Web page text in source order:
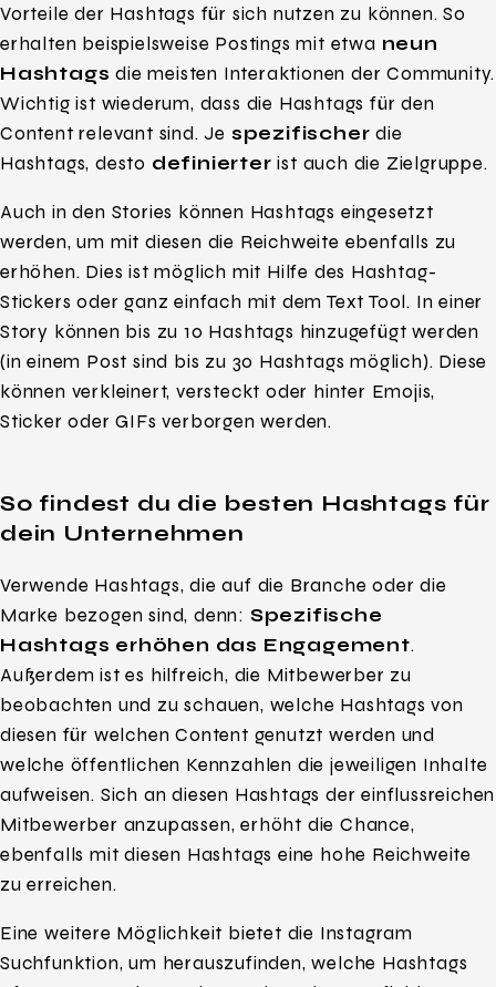
Vorteile der Hashtags für sich nutzen zu können. So
erhalten beispielsweise Postings mit etwa neun
Hashtags die meisten Interaktionen der Community.
Wichtig ist wiederum, dass die Hashtags für den
Content relevant sind. Je spezifischer die
Hashtags, desto definierter ist auch die Zielgruppe.
Auch in den Stories können Hashtags eingesetzt
werden, um mit diesen die Reichweite ebenfalls zu
erhöhen. Dies ist möglich mit Hilfe des Hashtag-
Stickers oder ganz einfach mit dem Text Tool. In einer
Story können bis zu 10 Hashtags hinzugefügt werden
(in einem Post sind bis zu 30 Hashtags möglich). Diese
können verkleinert, versteckt oder hinter Emojis,
Sticker oder GIFs verborgen werden.
So findest du die besten Hashtags für
dein Unternehmen
Verwende Hashtags, die auf die Branche oder die
Marke bezogen sind, denn: Spezifische
Hashtags erhöhen das Engagement.
Außerdem ist es hilfreich, die Mitbewerber zu
beobachten und zu schauen, welche Hashtags von
diesen für welchen Content genutzt werden und
welche öffentlichen Kennzahlen die jeweiligen Inhalte
aufweisen. Sich an diesen Hashtags der einflussreichen
Mitbewerber anzupassen, erhöht die Chance,
ebenfalls mit diesen Hashtags eine hohe Reichweite
zu erreichen.
Eine weitere Möglichkeit bietet die Instagram
Suchfunktion, um herauszufinden, welche Hashtags